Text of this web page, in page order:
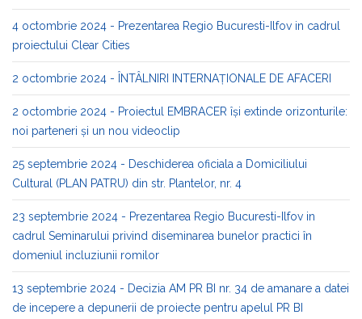
4 octombrie 2024 - Prezentarea Regio Bucuresti-Ilfov in cadrul
proiectului Clear Cities
2 octombrie 2024 - ÎNTÂLNIRI INTERNAȚIONALE DE AFACERI
2 octombrie 2024 - Proiectul EMBRACER își extinde orizonturile:
noi parteneri și un nou videoclip
25 septembrie 2024 - Deschiderea oficiala a Domiciliului
Cultural (PLAN PATRU) din str. Plantelor, nr. 4
23 septembrie 2024 - Prezentarea Regio Bucuresti-Ilfov in
cadrul Seminarului privind diseminarea bunelor practici în
domeniul incluziunii romilor
13 septembrie 2024 - Decizia AM PR BI nr. 34 de amanare a datei
de incepere a depunerii de proiecte pentru apelul PR BI